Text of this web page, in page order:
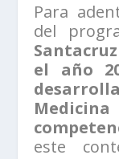
Para
del
el año
este